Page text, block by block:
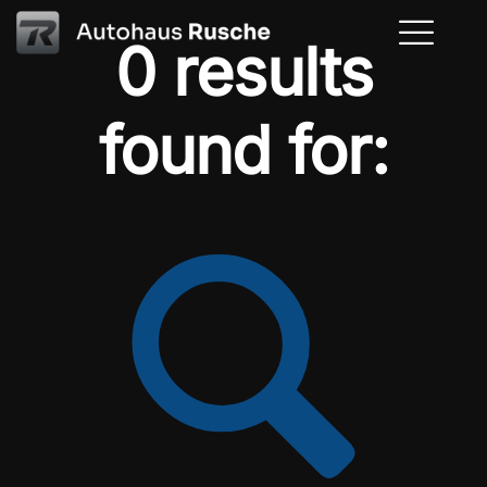
0 results
found for: